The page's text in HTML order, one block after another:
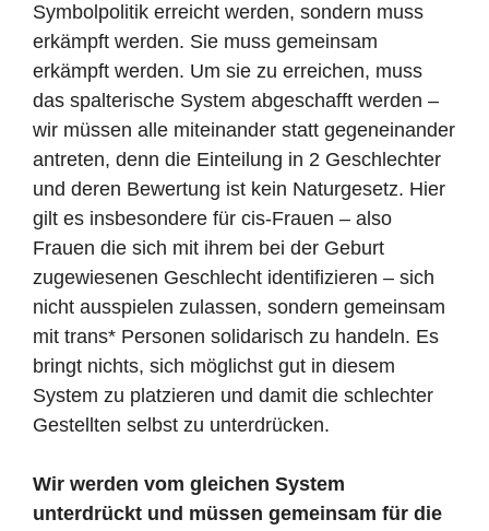
Symbolpolitik erreicht werden, sondern muss
erkämpft werden. Sie muss gemeinsam
erkämpft werden. Um sie zu erreichen, muss
das spalterische System abgeschafft werden –
wir müssen alle miteinander statt gegeneinander
antreten, denn die Einteilung in 2 Geschlechter
und deren Bewertung ist kein Naturgesetz. Hier
gilt es insbesondere für cis-Frauen – also
Frauen die sich mit ihrem bei der Geburt
zugewiesenen Geschlecht identifizieren – sich
nicht ausspielen zulassen, sondern gemeinsam
mit trans* Personen solidarisch zu handeln. Es
bringt nichts, sich möglichst gut in diesem
System zu platzieren und damit die schlechter
Gestellten selbst zu unterdrücken.
Wir werden vom gleichen System
unterdrückt und müssen gemeinsam für die